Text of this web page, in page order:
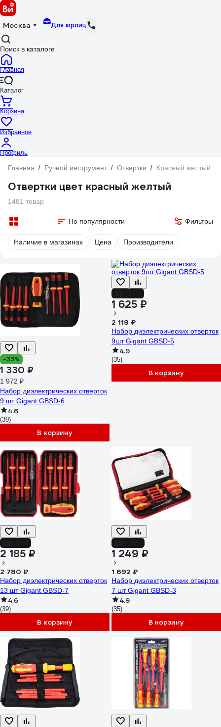
Москва Для юрлиц
Поиск в каталоге
Главная
Каталог
Корзина
Избранное
Профиль
Главная / Ручной инструмент / Отвертки / Красный желтый
Отвертки цвет красный желтый
1481 товар
По популярности Фильтры
Наличие в магазинах Цена Производители
-33%
1 330 ₽
1 972 ₽
Набор диэлектрических отверток
9 шт Gigant GBSD-6
4.6
(39)
В корзину
1 625 ₽
2 118 ₽
Набор диэлектрических отверток
9шт Gigant GBSD-5
4.9
(35)
В корзину
2 185 ₽
2 780 ₽
Набор диэлектрических отверток
13 шт Gigant GBSD-7
4.6
(39)
В корзину
1 249 ₽
1 692 ₽
Набор диэлектрических отверток
7 шт Gigant GBSD-3
4.9
(35)
В корзину